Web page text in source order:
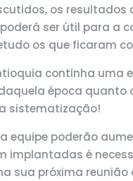
os
ser útil para a
os que ficaram
continha uma
época quanto
sistematização!
equipe poderão
implantadas é
sua próxima reunião